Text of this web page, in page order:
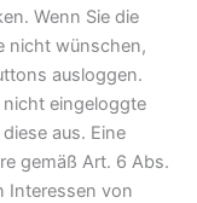
Wenn Sie die
nicht wünschen,
ausloggen.
eingeloggte
aus. Eine
gemäß Art. 6 Abs.
Interessen von